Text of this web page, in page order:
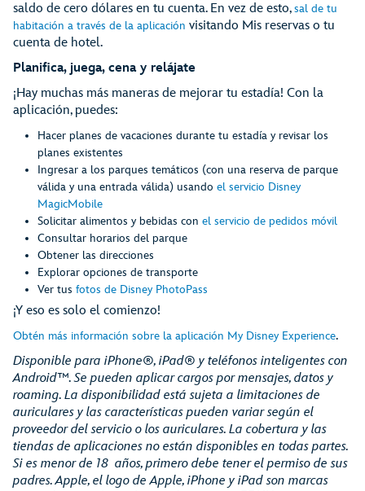
saldo de cero dólares en tu cuenta. En vez de esto,sal de tu
habitación a través de la aplicación visitando Mis reservas o tu
cuenta de hotel.
Planifica, juega, cena y relájate
¡Hay muchas más maneras de mejorar tu estadía! Con la
aplicación, puedes:
Hacer planes de vacaciones durante tu estadía y revisar los
planes existentes
Ingresar a los parques temáticos (con una reserva de parque
válida y una entrada válida) usando el servicio Disney
MagicMobile
Solicitar alimentos y bebidas con el servicio de pedidos móvil
Consultar horarios del parque
Obtener las direcciones
Explorar opciones de transporte
Ver tus fotos de Disney PhotoPass
¡Y eso es solo el comienzo!
Obtén más información sobre la aplicación My Disney Experience.
Disponible para iPhone®, iPad® y teléfonos inteligentes con
Android™. Se pueden aplicar cargos por mensajes, datos y
roaming. La disponibilidad está sujeta a limitaciones de
auriculares y las características pueden variar según el
proveedor del servicio o los auriculares. La cobertura y las
tiendas de aplicaciones no están disponibles en todas partes.
Si es menor de 18 años, primero debe tener el permiso de sus
padres. Apple, el logo de Apple, iPhone y iPad son marcas